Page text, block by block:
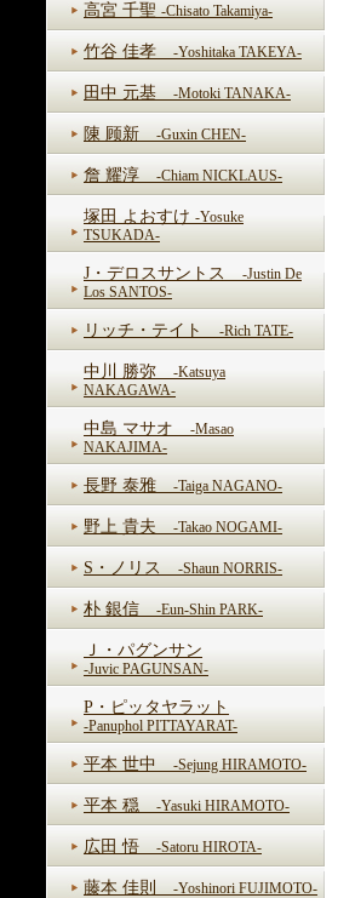
高宮 千聖 -Chisato Takamiya-
竹谷 佳孝 -Yoshitaka TAKEYA-
田中 元基 -Motoki TANAKA-
陳 顾新 -Guxin CHEN-
詹 耀淳 -Chiam NICKLAUS-
塚田 よおすけ -Yosuke
TSUKADA-
J・デロスサントス -Justin De
Los SANTOS-
リッチ・テイト -Rich TATE-
中川 勝弥 -Katsuya
NAKAGAWA-
中島 マサオ -Masao
NAKAJIMA-
長野 泰雅 -Taiga NAGANO-
野上 貴夫 -Takao NOGAMI-
S・ノリス -Shaun NORRIS-
朴 銀信 -Eun-Shin PARK-
Ｊ・パグンサン
-Juvic PAGUNSAN-
P・ピッタヤラット
-Panuphol PITTAYARAT-
平本 世中 -Sejung HIRAMOTO-
平本 穏 -Yasuki HIRAMOTO-
広田 悟 -Satoru HIROTA-
藤本 佳則 -Yoshinori FUJIMOTO-